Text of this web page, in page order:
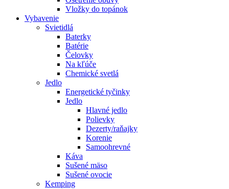
Vložky do topánok
Vybavenie
Svietidlá
Baterky
Batérie
Čelovky
Na kľúče
Chemické svetlá
Jedlo
Energetické tyčinky
Jedlo
Hlavné jedlo
Polievky
Dezerty/raňajky
Korenie
Samoohrevné
Káva
Sušené mäso
Sušené ovocie
Kemping